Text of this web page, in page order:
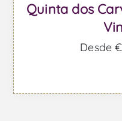
Quinta dos
Desde